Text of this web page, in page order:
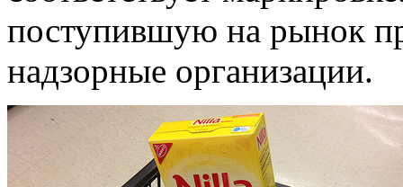
поступившую на рынок
надзорные организации.